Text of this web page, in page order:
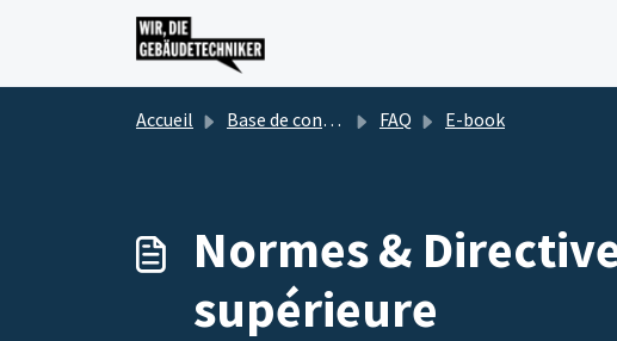
Passer au contenu principal
Accueil Base de connaissances FAQ E-book
Normes &
supérieure